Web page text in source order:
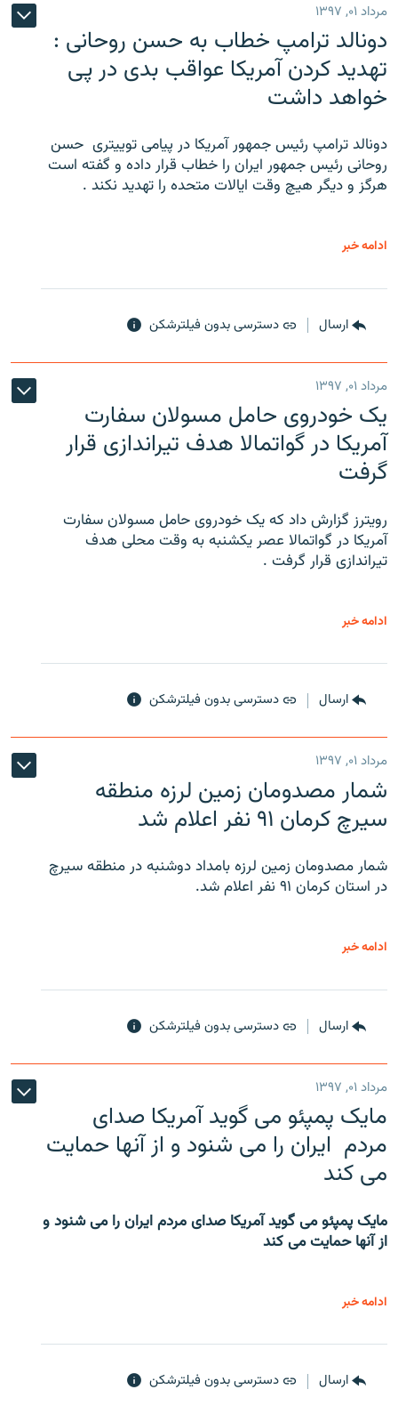
مرداد ۰۱, ۱۳۹۷
دونالد ترامپ خطاب به حسن روحانی :
تهدید کردن آمریکا عواقب بدی در پی
خواهد داشت
دونالد ترامپ رئیس جمهور آمریکا در پیامی توییتری ‌ حسن
روحانی رئیس جمهور ایران را خطاب قرار داده و گفته است
هرگز و دیگر هیچ وقت ایالات متحده را تهدید نکند .
ادامه خبر
ارسال دسترسی بدون فیلترشکن
مرداد ۰۱, ۱۳۹۷
یک خودروی حامل مسولان سفارت
آمریکا در گواتمالا هدف تیراندازی قرار
گرفت
رویترز گزارش داد که یک خودروی حامل مسولان سفارت
آمریکا در گواتمالا عصر یکشنبه به وقت محلی هدف
تیراندازی قرار گرفت .
ادامه خبر
ارسال دسترسی بدون فیلترشکن
مرداد ۰۱, ۱۳۹۷
شمار مصدومان زمین لرزه منطقه
سیرچ کرمان ۹۱ نفر اعلام شد
شمار مصدومان زمین لرزه بامداد دوشنبه در منطقه سیرچ
در استان کرمان ۹۱ نفر اعلام شد.
ادامه خبر
ارسال دسترسی بدون فیلترشکن
مرداد ۰۱, ۱۳۹۷
مایک پمپئو می گوید آمریکا صدای
مردم ایران را می شنود و از آنها حمایت
می کند
مایک پمپئو می گوید آمریکا صدای مردم ایران را می شنود و
از آنها حمایت می کند
ادامه خبر
ارسال دسترسی بدون فیلترشکن